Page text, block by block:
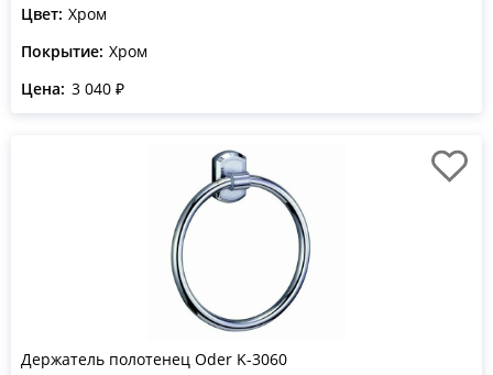
Цвет: Хром
Покрытие: Хром
Цена: 3 040 ₽
Держатель полотенец Oder K-3060